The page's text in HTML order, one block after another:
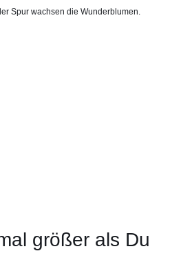
Spur wachsen die Wunderblumen.
größer als Du